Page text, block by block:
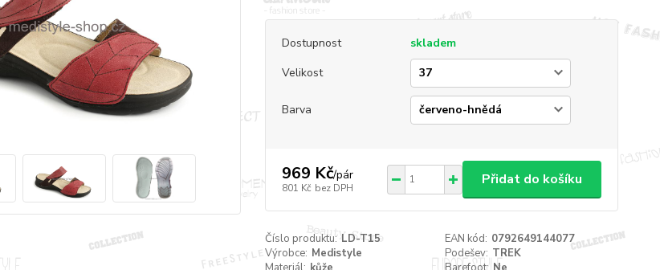
Dostupnost
skladem
Velikost
Barva
969 Kč/pár
801 Kč bez DPH
Přidat do košíku
Číslo produktu: LD-T15 EAN kód: 0792649144077
Výrobce: Medistyle Podešev: TREK